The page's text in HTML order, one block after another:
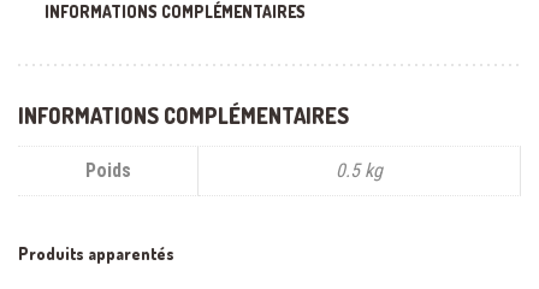
INFORMATIONS COMPLÉMENTAIRES
INFORMATIONS COMPLÉMENTAIRES
Poids 0.5 kg
Produits apparentés